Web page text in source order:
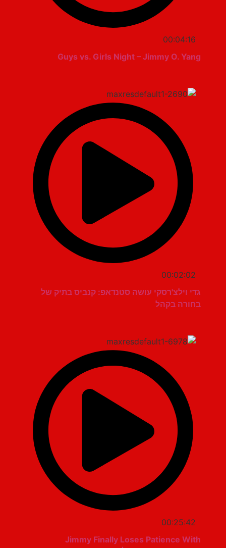
00:04:16
Guys vs. Girls Night – Jimmy O. Yang
00:02:02
גדי וילצ'רסקי עושה סטנדאפ: קנביס בתיק של
בחורה בקהל
00:25:42
Jimmy Finally Loses Patience With